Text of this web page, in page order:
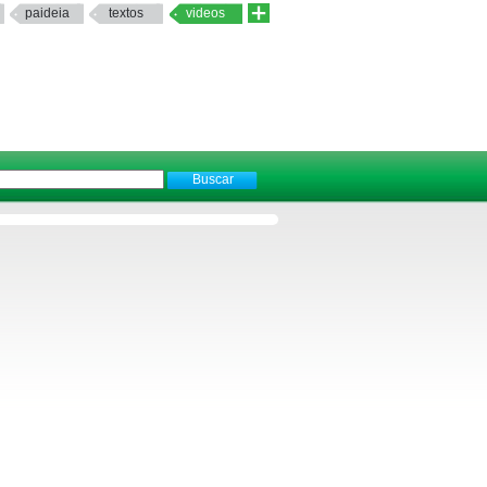
paideia textos videos